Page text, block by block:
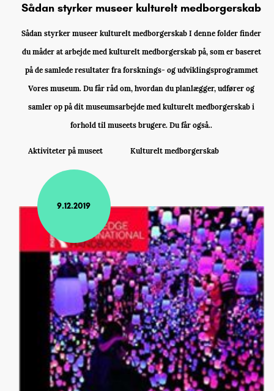
Sådan styrker museer kulturelt medborgerskab
Sådan styrker museer kulturelt medborgerskab I denne folder finder
du måder at arbejde med kulturelt medborgerskab på, som er baseret
på de samlede resultater fra forsknings- og udviklingsprogrammet
Vores museum. Du får råd om, hvordan du planlægger, udfører og
samler op på dit museumsarbejde med kulturelt medborgerskab i
forhold til museets brugere. Du får også..
Aktiviteter på museet Kulturelt medborgerskab
9.12.2019